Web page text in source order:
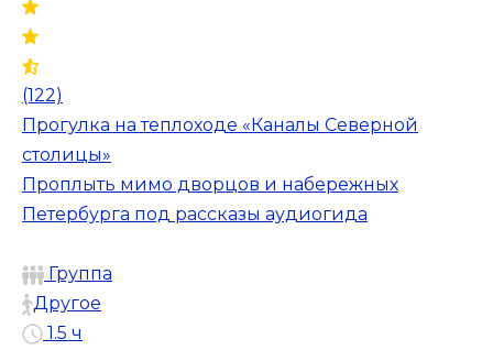
(122)
Прогулка на теплоходе «Каналы Северной
столицы»
Проплыть мимо дворцов и набережных
Петербурга под рассказы аудиогида
Группа
Другое
1.5 ч